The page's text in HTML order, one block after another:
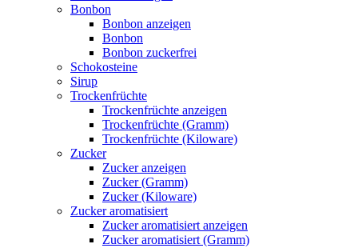
Bonbon
Bonbon anzeigen
Bonbon
Bonbon zuckerfrei
Schokosteine
Sirup
Trockenfrüchte
Trockenfrüchte anzeigen
Trockenfrüchte (Gramm)
Trockenfrüchte (Kiloware)
Zucker
Zucker anzeigen
Zucker (Gramm)
Zucker (Kiloware)
Zucker aromatisiert
Zucker aromatisiert anzeigen
Zucker aromatisiert (Gramm)